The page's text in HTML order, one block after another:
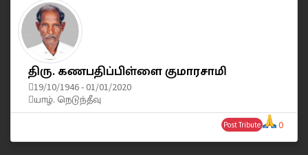
திரு. கணபதிப்பிள்ளை குமாரசாமி
19/10/1946 - 01/01/2020
யாழ். நெடுந்தீவு
0
Post Tribute